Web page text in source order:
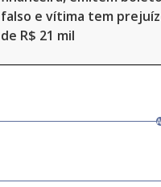
falso e vítima tem
de R$ 21 mil